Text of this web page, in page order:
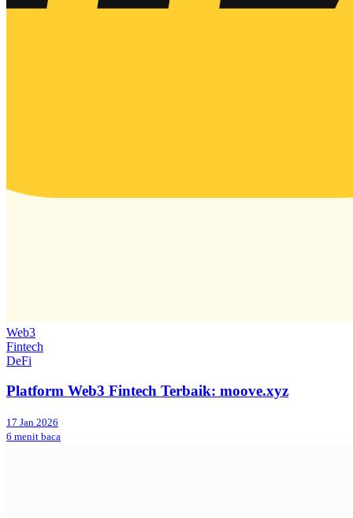
Web3
Fintech
DeFi
Platform Web3 Fintech Terbaik: moove.xyz
17 Jan 2026
6 menit baca